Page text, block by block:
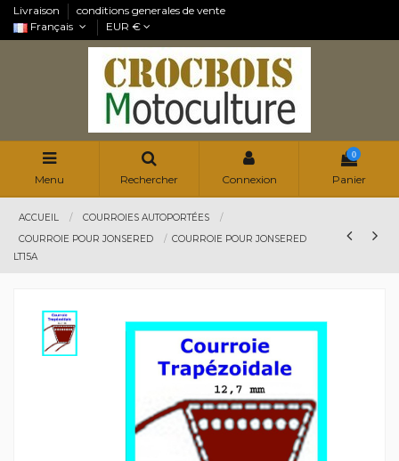
Livraison
conditions generales de vente
Français
EUR €
Menu Rechercher Connexion
0
Panier
ACCUEIL
COURROIES AUTOPORTÉES
COURROIE POUR JONSERED
COURROIE POUR JONSERED
LT15A